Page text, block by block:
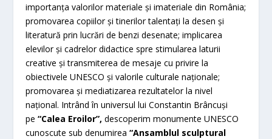
importanța valorilor materiale și imateriale din România;
promovarea copiilor și tinerilor talentați la desen și
literatură prin lucrări de benzi desenate; implicarea
elevilor și cadrelor didactice spre stimularea laturii
creative și transmiterea de mesaje cu privire la
obiectivele UNESCO și valorile culturale naționale;
promovarea și mediatizarea rezultatelor la nivel
național. Intrând în universul lui Constantin Brâncuși
pe“Calea Eroilor”,descoperim monumente UNESCO
cunoscute sub denumirea “Ansamblul sculptural